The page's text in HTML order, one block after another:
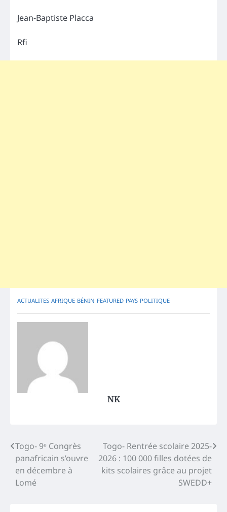
Jean-Baptiste Placca
Rfi
ACTUALITES AFRIQUE BÉNIN FEATURED PAYS POLITIQUE
NK
Post
navigation
Togo- 9ᵉ Congrès
panafricain s’ouvre
en décembre à
Lomé
Togo- Rentrée scolaire 2025-
2026 : 100 000 filles dotées de
kits scolaires grâce au projet
SWEDD+